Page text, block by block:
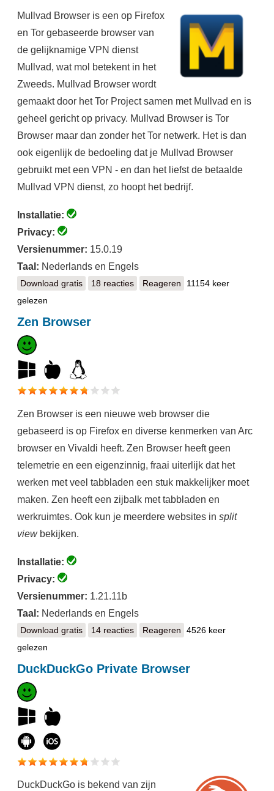
Mullvad Browser is een op Firefox
en Tor gebaseerde browser van
de gelijknamige VPN dienst
Mullvad, wat mol betekent in het
Zweeds. Mullvad Browser wordt
gemaakt door het Tor Project samen met Mullvad en is
geheel gericht op privacy. Mullvad Browser is Tor
Browser maar dan zonder het Tor netwerk. Het is dan
ook eigenlijk de bedoeling dat je Mullvad Browser
gebruikt met een VPN - en dan het liefst de betaalde
Mullvad VPN dienst, zo hoopt het bedrijf.
Installatie:
Privacy:
Versienummer: 15.0.19
Taal: Nederlands en Engels
Download gratisMullvad Browser
18 reacties Reageren
11154 keer
gelezen
Zen Browser
Zen Browser is een nieuwe web browser die
gebaseerd is op Firefox en diverse kenmerken van Arc
browser en Vivaldi heeft. Zen Browser heeft geen
telemetrie en een eigenzinnig, fraai uiterlijk dat het
werken met veel tabbladen een stuk makkelijker moet
maken. Zen heeft een zijbalk met tabbladen en
werkruimtes. Ook kun je meerdere websites in split
viewbekijken.
Installatie:
Privacy:
Versienummer: 1.21.11b
Taal: Nederlands en Engels
Download gratisZen Browser
14 reacties Reageren
4526 keer
gelezen
DuckDuckGo Private Browser
DuckDuckGo is bekend van zijn